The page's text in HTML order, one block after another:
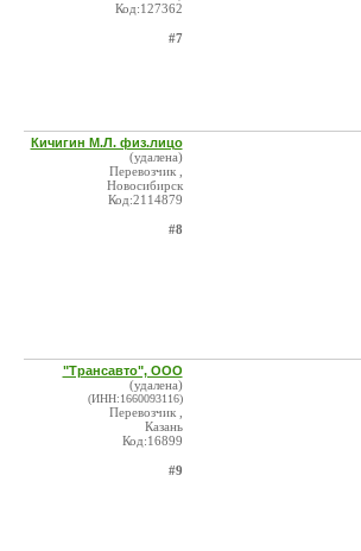
Код:127362
#7
Кичигин М.Л. физ.лицо
(удалена)
Перевозчик ,
Новосибирск
Код:2114879
#8
"Трансавто", ООО
(удалена)
(ИНН:1660093116)
Перевозчик ,
Казань
Код:16899
#9